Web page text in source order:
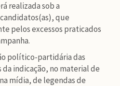
realizada sob a
que
pelos excessos praticados
político-partidária das
indicação, no material de
mídia, de legendas de